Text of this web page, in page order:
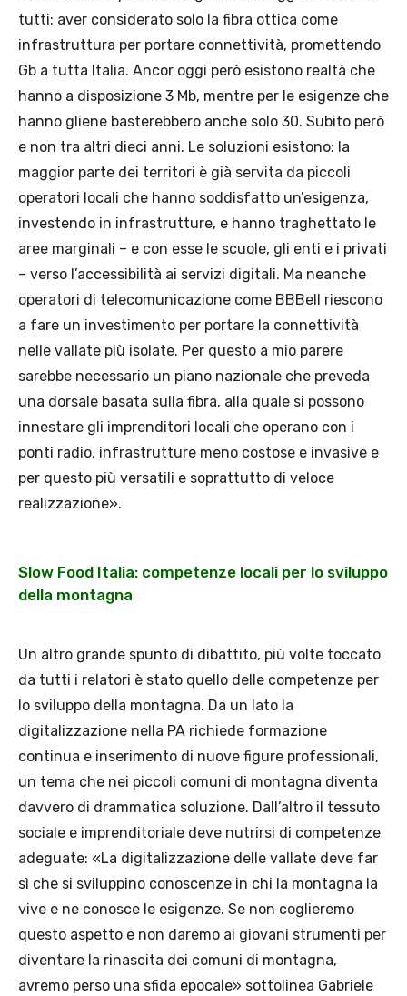
tutti: aver considerato solo la fibra ottica come
infrastruttura per portare connettività, promettendo
Gb a tutta Italia. Ancor oggi però esistono realtà che
hanno a disposizione 3 Mb, mentre per le esigenze che
hanno gliene basterebbero anche solo 30. Subito però
e non tra altri dieci anni. Le soluzioni esistono: la
maggior parte dei territori è già servita da piccoli
operatori locali che hanno soddisfatto un’esigenza,
investendo in infrastrutture, e hanno traghettato le
aree marginali – e con esse le scuole, gli enti e i privati
– verso l’accessibilità ai servizi digitali. Ma neanche
operatori di telecomunicazione come BBBell riescono
a fare un investimento per portare la connettività
nelle vallate più isolate. Per questo a mio parere
sarebbe necessario un piano nazionale che preveda
una dorsale basata sulla fibra, alla quale si possono
innestare gli imprenditori locali che operano con i
ponti radio, infrastrutture meno costose e invasive e
per questo più versatili e soprattutto di veloce
realizzazione».
Slow Food Italia: competenze locali per lo sviluppo
della montagna
Un altro grande spunto di dibattito, più volte toccato
da tutti i relatori è stato quello delle competenze per
lo sviluppo della montagna. Da un lato la
digitalizzazione nella PA richiede formazione
continua e inserimento di nuove figure professionali,
un tema che nei piccoli comuni di montagna diventa
davvero di drammatica soluzione. Dall’altro il tessuto
sociale e imprenditoriale deve nutrirsi di competenze
adeguate: «La digitalizzazione delle vallate deve far
sì che si sviluppino conoscenze in chi la montagna la
vive e ne conosce le esigenze. Se non coglieremo
questo aspetto e non daremo ai giovani strumenti per
diventare la rinascita dei comuni di montagna,
avremo perso una sfida epocale» sottolinea Gabriele